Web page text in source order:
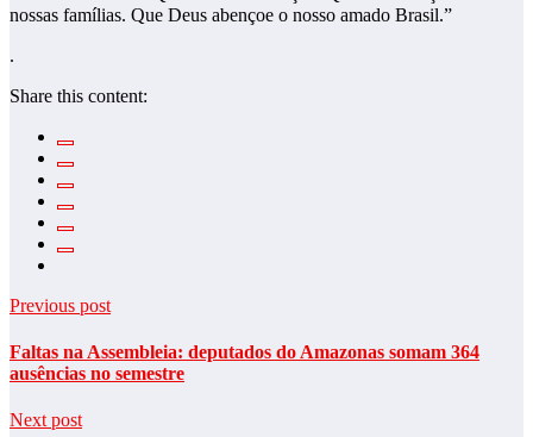
nossas famílias. Que Deus abençoe o nosso amado Brasil.”
.
Share this content:
Previous post
Faltas na Assembleia: deputados do Amazonas somam 364
ausências no semestre
Next post